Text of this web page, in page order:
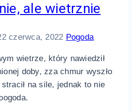
ale wietrznie
czerwca, 2022 Pogoda
wietrze, który nawiedził
doby, zza chmur wyszło
na sile, jednak to nie